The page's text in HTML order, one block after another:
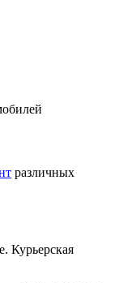
различных
Курьерская